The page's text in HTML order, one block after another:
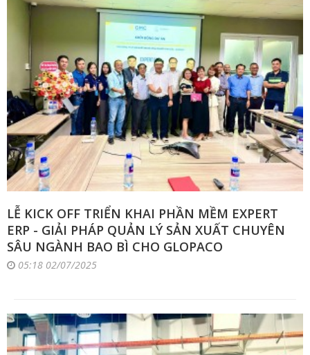
LỄ KICK OFF TRIỂN KHAI PHẦN MỀM EXPERT
ERP - GIẢI PHÁP QUẢN LÝ SẢN XUẤT CHUYÊN
SÂU NGÀNH BAO BÌ CHO GLOPACO
05:18 02/07/2025